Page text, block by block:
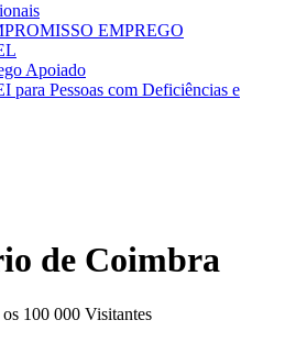
EMPREGO
Apoiado
para Pessoas com Deficiências e
de Coimbra
100 000 Visitantes